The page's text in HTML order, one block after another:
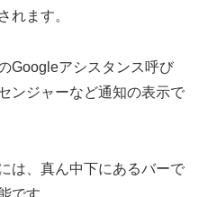
れます。
Googleアシスタンス呼び
ンジャーなど通知の表示で
は、真ん中下にあるバーで
です。